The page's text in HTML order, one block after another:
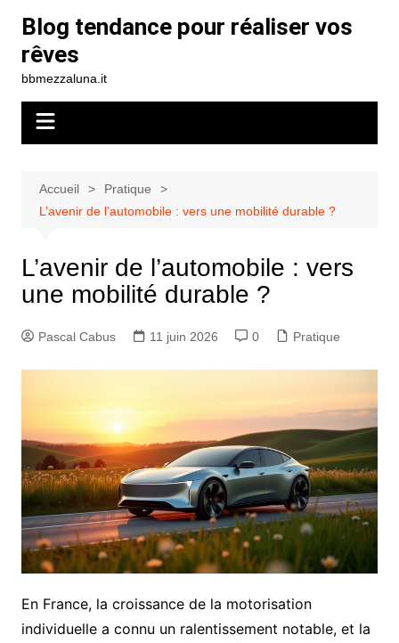
contenu
Blog tendance pour réaliser vos
rêves
bbmezzaluna.it
Accueil
Pratique
L’avenir de l’automobile : vers une mobilité durable ?
L’avenir de l’automobile : vers
une mobilité durable ?
Pascal Cabus 11 juin 2026 0 Pratique
En France, la croissance de la motorisation
individuelle a connu un ralentissement notable, et la